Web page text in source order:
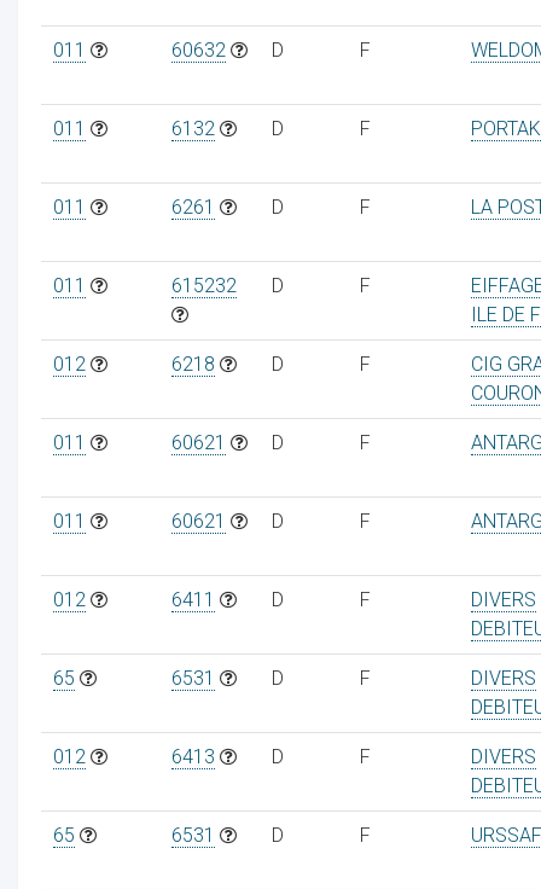
011 60632 D F
011 6132 D F
011 6261 D F LA
011 615232 D F
ILE DE
012 6218 D F
CIG
011 60621 D F
011 60621 D F
012 6411 D F
DIVERS
65 6531 D F
DIVERS
012 6413 D F
DIVERS
65 6531 D F